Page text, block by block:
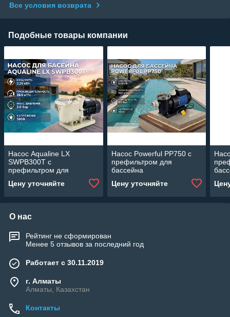
Все условия возврата
Подобные товары компании
Насос Aqualine LX
SWPB300T c
префильтром для
мощность: 2,20 кВт, 380В)
Цену уточняйте
Насос Powerful PP750 c
префильтром для
бассейна
(Производительность 12
м3/ч, мощность: 0,75 кВт)
Цену уточняйте
м3/
О нас
Рейтинг не сформирован
Менее 5 отзывов за последний год
Работает с 30.11.2019
г. Алматы
Алматы, Казахстан
Контакты